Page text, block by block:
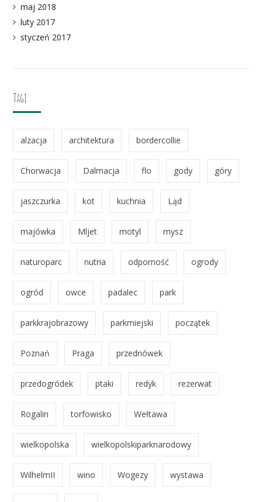
maj 2018
luty 2017
styczeń 2017
Tagi
alzacja architektura bordercollie
Chorwacja Dalmacja flo gody góry
jaszczurka kot kuchnia Ląd
majówka Mljet motyl mysz
naturoparc nutria odporność ogrody
ogród owce padalec park
parkkrajobrazowy parkmiejski początek
Poznań Praga przednówek
przedogródek ptaki redyk rezerwat
Rogalin torfowisko Wełtawa
wielkopolska wielkopolskiparknarodowy
WilhelmII wino Wogezy wystawa